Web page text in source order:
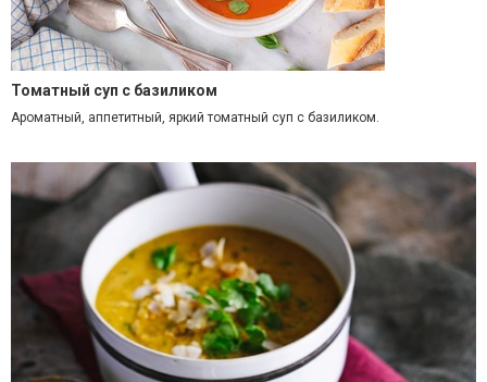
Томатный суп с базиликом
Ароматный, аппетитный, яркий томатный суп с базиликом.